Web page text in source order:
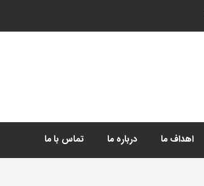
اهداف ما درباره ما تماس با ما